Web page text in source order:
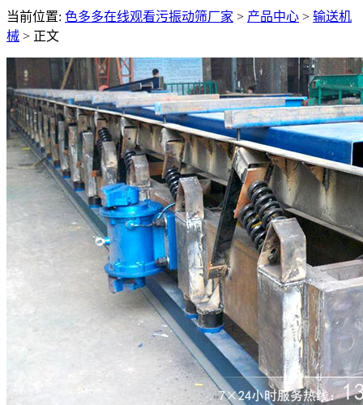
当前位置: 色多多在线观看污振动筛厂家 > 产品中心 > 输送机
械 > 正文